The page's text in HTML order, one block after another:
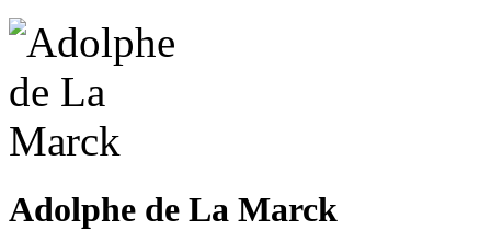
Adolphe de La Marck